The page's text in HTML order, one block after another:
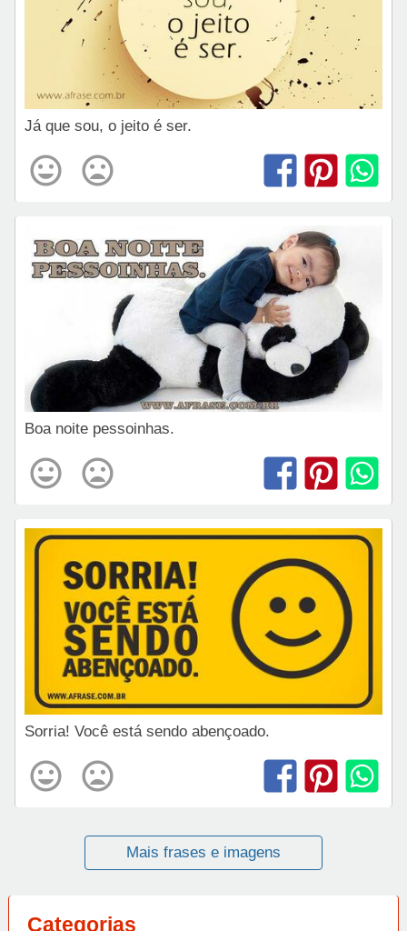
Já que sou, o jeito é ser.
Boa noite pessoinhas.
Sorria! Você está sendo abençoado.
Mais frases e imagens
Categorias